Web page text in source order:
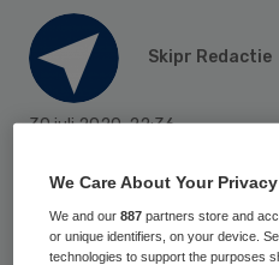
Skipr Redactie
30 juli 2020,22:36
Het dragen van een
verplicht op drukke
We Care About Your Privacy
We and our887 partners store and
or unique identifiers, on your device.
technologies to support the purposes